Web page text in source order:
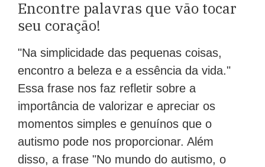
Encontre palavras que vão tocar
seu coração!
"Na simplicidade das pequenas coisas,
encontro a beleza e a essência da vida."
Essa frase nos faz refletir sobre a
importância de valorizar e apreciar os
momentos simples e genuínos que o
autismo pode nos proporcionar. Além
disso, a frase "No mundo do autismo, o